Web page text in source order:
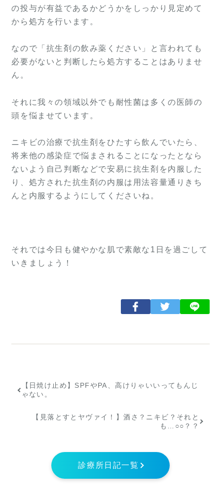
の投与が有益であるかどうかをしっかり見定めて
から処方を行います。
なので「抗生剤の飲み薬ください」と言われても
必要がないと判断したら処方することはありませ
ん。
それに我々の領域以外でも耐性菌は多くの医師の
頭を悩ませています。
ニキビの治療で抗生剤をひたすら飲んでいたら、
将来他の感染症で悩まされることになったとなら
ないよう自己判断などで安易に抗生剤を内服した
り、処方された抗生剤の内服は用法容量通りきち
んと内服するようにしてくださいね。
それでは今日も健やかな肌で素敵な1日を過ごして
いきましょう！
【日焼け止め】SPFやPA、高けりゃいいってもんじ
ゃない。
【見落とすとヤヴァイ！】酒さ？ニキビ？それと
も…○○？？
診療所日記一覧